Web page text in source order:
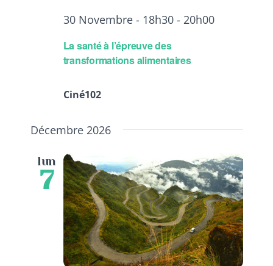
La santé à l’épreuve des
transformations alimentaires
30 Novembre - 18h30- 20h00
Ciné102
Décembre 2026
lun
7